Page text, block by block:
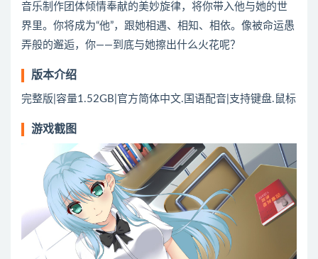
音乐制作团体倾情奉献的美妙旋律，将你带入他与她的世
界里。你将成为“他”，跟她相遇、相知、相依。像被命运愚
弄般的邂逅，你——到底与她擦出什么火花呢？
版本介绍
完整版|容量1.52GB|官方简体中文.国语配音|支持键盘.鼠标
游戏截图